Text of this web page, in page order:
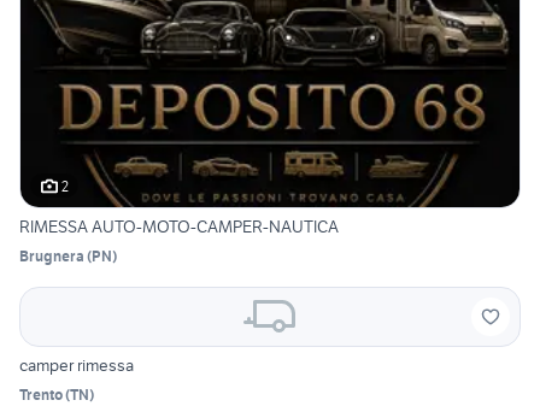
2
RIMESSA AUTO-MOTO-CAMPER-NAUTICA
Brugnera (PN)
camper rimessa
Trento(TN)